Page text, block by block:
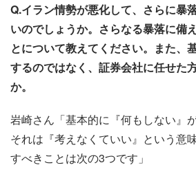
Q.イラン情勢が悪化して、さらに暴
いのでしょうか。さらなる暴落に備
とについて教えてください。また、
するのではなく、証券会社に任せた
か。
岩崎さん「基本的に『何もしない』
それは『考えなくていい』という意
すべきことは次の3つです」